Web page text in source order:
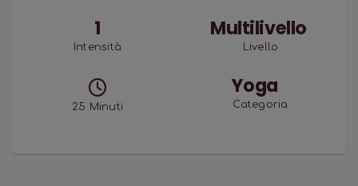
1
Intensità
Multilivello
Livello
25 Minuti
Yoga
Categoria